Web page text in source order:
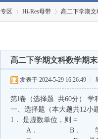
区
›
Hi-Res母带 高二下学期
高二下学期文科数学期
发表于 2024-5-29 16:26:49
第Ⅰ卷（选择题 共60分） 学
一、选择题（本大题共12小
1． 是虚数单位，
A． B． 学